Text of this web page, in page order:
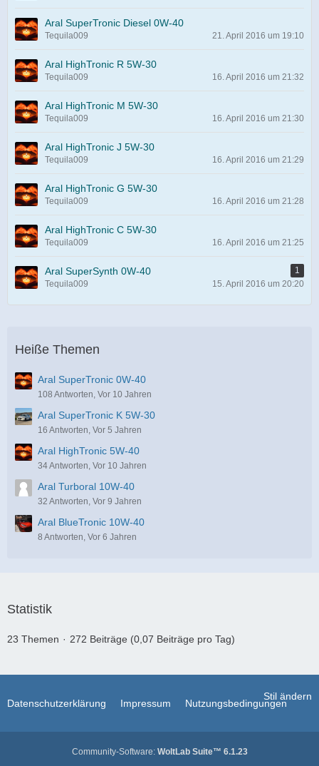
Aral SuperTronic Diesel 0W-40
Tequila009 21. April 2016 um 19:10
Aral HighTronic R 5W-30
Tequila009 16. April 2016 um 21:32
Aral HighTronic M 5W-30
Tequila009 16. April 2016 um 21:30
Aral HighTronic J 5W-30
Tequila009 16. April 2016 um 21:29
Aral HighTronic G 5W-30
Tequila009 16. April 2016 um 21:28
Aral HighTronic C 5W-30
Tequila009 16. April 2016 um 21:25
Aral SuperSynth 0W-40
1
Tequila009
15. April 2016 um 20:20
Heiße Themen
Aral SuperTronic 0W-40
108 Antworten, Vor 10 Jahren
Aral SuperTronic K 5W-30
16 Antworten, Vor 5 Jahren
Aral HighTronic 5W-40
34 Antworten, Vor 10 Jahren
Aral Turboral 10W-40
32 Antworten, Vor 9 Jahren
Aral BlueTronic 10W-40
8 Antworten, Vor 6 Jahren
Statistik
23 Themen 272 Beiträge (0,07 Beiträge pro Tag)
Stil ändern
Datenschutzerklärung Impressum Nutzungsbedingungen
Community-Software: WoltLab Suite™ 6.1.23